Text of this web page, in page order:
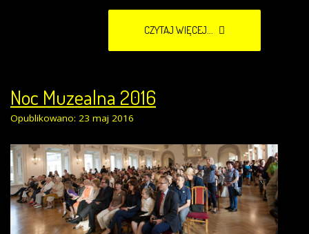
CZYTAJ WIĘCEJ...
Noc Muzealna 2016
Opublikowano: 23 maj 2016